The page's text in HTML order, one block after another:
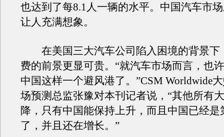
也达到了每8.1人一辆的水平。中国汽车市
让人充满想象。
在美国三大汽车公司陷入困境的背景下
费的前景更显可贵。“就汽车市场而言，也
中国这样一个避风港了。”CSM Worldwide大
场预测总监张豫对本刊记者说，“其他所有
降，只有中国能保持上升，而且中国已经是
了，并且还在增长。”